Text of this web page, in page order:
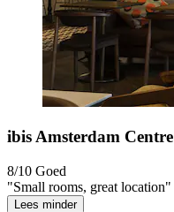
ibis Amsterdam Centre
8/10 Goed
"Small rooms, great location"
Lees minder